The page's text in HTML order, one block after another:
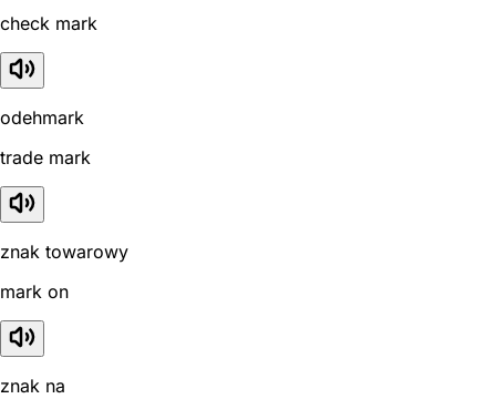
check mark
odehmark
trade mark
znak towarowy
mark on
znak na